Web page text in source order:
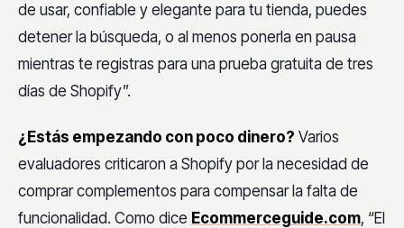
de usar, confiable y elegante para tu tienda, puedes
detener la búsqueda, o al menos ponerla en pausa
mientras te registras para una prueba gratuita de tres
días de Shopify”.
¿Estás empezando con poco dinero? Varios
evaluadores criticaron a Shopify por la necesidad de
comprar complementos para compensar la falta de
funcionalidad. Como dice Ecommerceguide.com, “El